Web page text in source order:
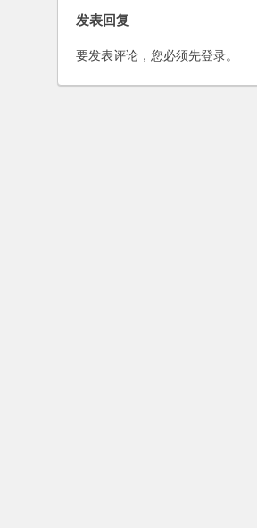
发表回复
要发表评论，您必须先登录。